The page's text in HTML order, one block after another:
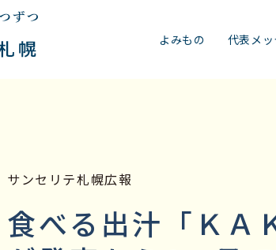
よみもの 代表メ
サンセリテ札幌広報
食べる出汁「ＫＡ